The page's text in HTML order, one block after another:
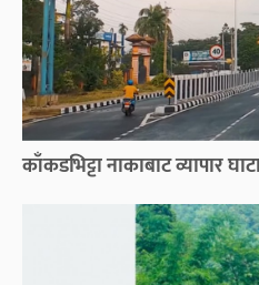
काँकडभिट्टा नाकाबाट व्यापार